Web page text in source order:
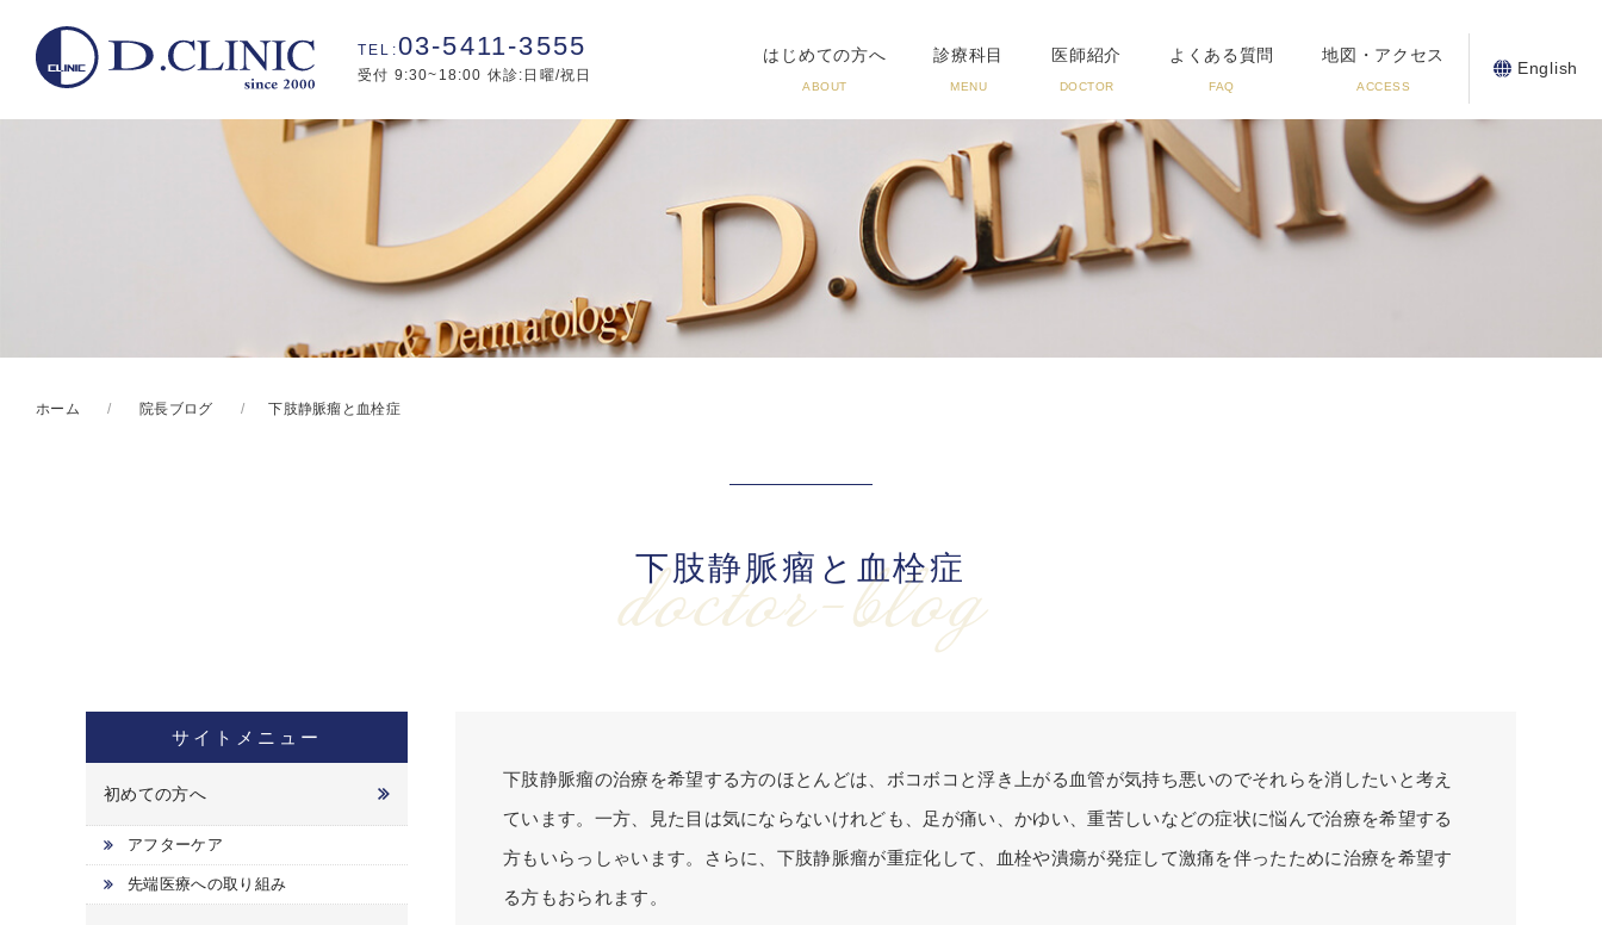
03-5411-3555
受付 9:30~18:00 休診:日曜/祝日
はじめての方へ
ABOUT
診療科目
MENU
医師紹介
DOCTOR
よくある質問
FAQ
地図・アクセス
ACCESS
English
ホーム 院長ブログ 下肢静脈瘤と血栓症
下肢静脈瘤と血栓症
doctor-blog
下肢静脈瘤の治療を希望する方のほとんどは、ボコボコと浮き上がる血管が気持ち悪いのでそれらを消したいと考え
ています。一方、見た目は気にならないけれども、足が痛い、かゆい、重苦しいなどの症状に悩んで治療を希望する
方もいらっしゃいます。さらに、下肢静脈瘤が重症化して、血栓や潰瘍が発症して激痛を伴ったために治療を希望す
る方もおられます。
サイトメニュー
初めての方へ
アフターケア
先端医療への取り組み